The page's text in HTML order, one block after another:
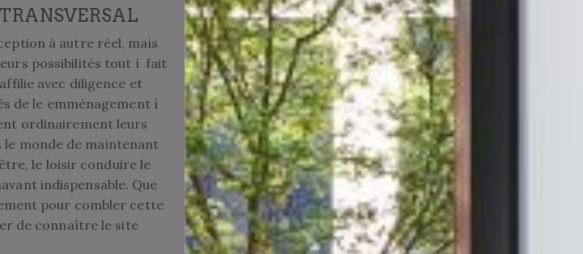
à autre réel, mais
possibilités tout í fait
avec diligence et
de le emménagement í
ordinairement leurs
le monde de maintenant
le loisir conduire le
indispensable. Que
pour combler cette
de connaître le site